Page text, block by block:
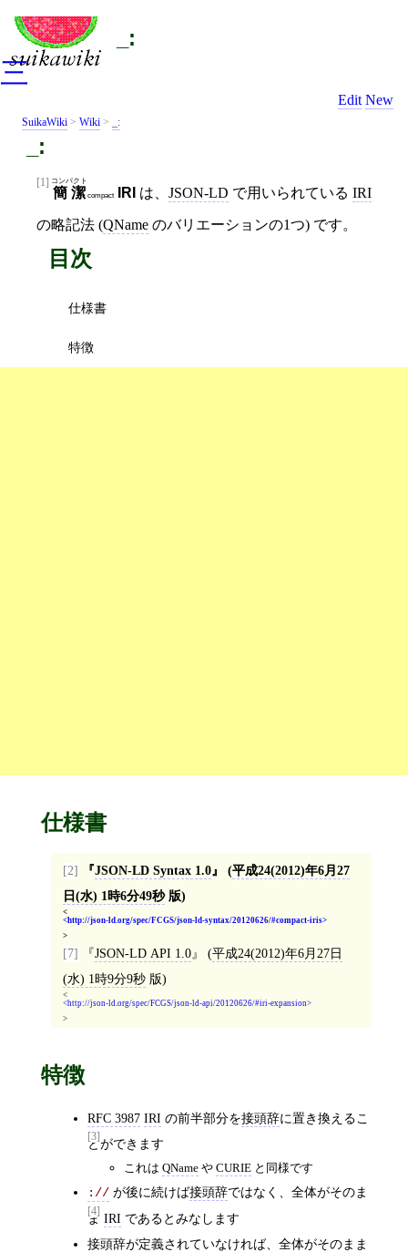
_:
Edit New
SuikaWiki > Wiki > _:
_:
[1]
簡潔
コンパクト
compact
IRI は、 JSON-LD で用いられている IRI
の略記法 (QName のバリエーションの1つ) です。
目次
仕様書
特徴
仕様書
[2] JSON-LD Syntax 1.0 (平成24(2012)年6月27
日(水) 1時6分49秒版)
<
http://json-ld.org/spec/FCGS/json-ld-syntax/20120626/#compact-iris
>
[7] JSON-LD API 1.0 (平成24(2012)年6月27日
(水) 1時9分9秒版)
<
http://json-ld.org/spec/FCGS/json-ld-api/20120626/#iri-expansion
>
特徴
[3]
RFC 3987 IRI の前半部分を接頭辞に置き換えるこ
とができます
これは QName や CURIE と同様です
[4]
:// が後に続けば接頭辞ではなく、全体がそのま
ま IRI であるとみなします
接頭辞が定義されていなければ、全体がそのまま
三